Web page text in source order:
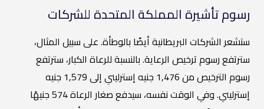
رسوم تأشيرة المملكة المتحدة للشركات
ستشعر الشركات البريطانية أيضًا بالوطأة. على سبيل المثال،
سترتفع رسوم ترخيص الرعاية. بالنسبة للرعاة الكبار، سترتفع
رسوم الترخيص من 1,476 جنيه إسترليني إلى 1,579 جنيه
إسترليني. وفي الوقت نفسه، سيدفع صغار الرعاة 574 جنيهًا